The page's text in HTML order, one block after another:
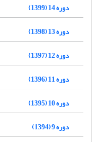
دوره 14 (1399)
دوره 13 (1398)
دوره 12 (1397)
دوره 11 (1396)
دوره 10 (1395)
دوره 9 (1394)